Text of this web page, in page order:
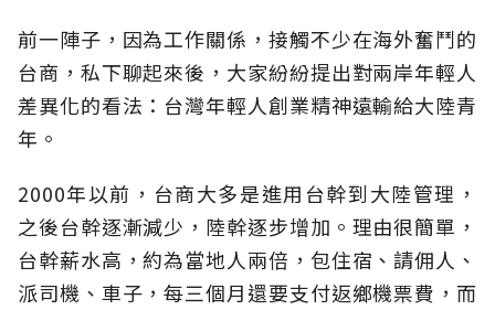
前一陣子，因為工作關係，接觸不少在海外奮鬥的
台商，私下聊起來後，大家紛紛提出對兩岸年輕人
差異化的看法：台灣年輕人創業精神遠輸給大陸青
年。
2000年以前，台商大多是進用台幹到大陸管理，
之後台幹逐漸減少，陸幹逐步增加。理由很簡單，
台幹薪水高，約為當地人兩倍，包住宿、請佣人、
派司機、車子，每三個月還要支付返鄉機票費，而